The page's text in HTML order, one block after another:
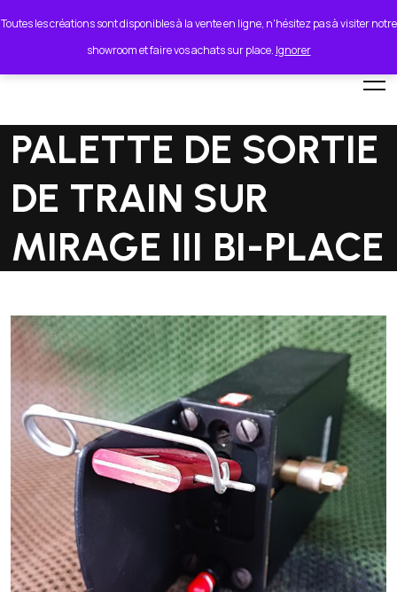
Toutes les créations sont disponibles à la vente en ligne, n'hésitez pas à visiter notre
showroom et faire vos achats sur place. Ignorer
lionel.cordeiro55@orange.fr
PALETTE DE SORTIE
DE TRAIN SUR
MIRAGE III BI-PLACE